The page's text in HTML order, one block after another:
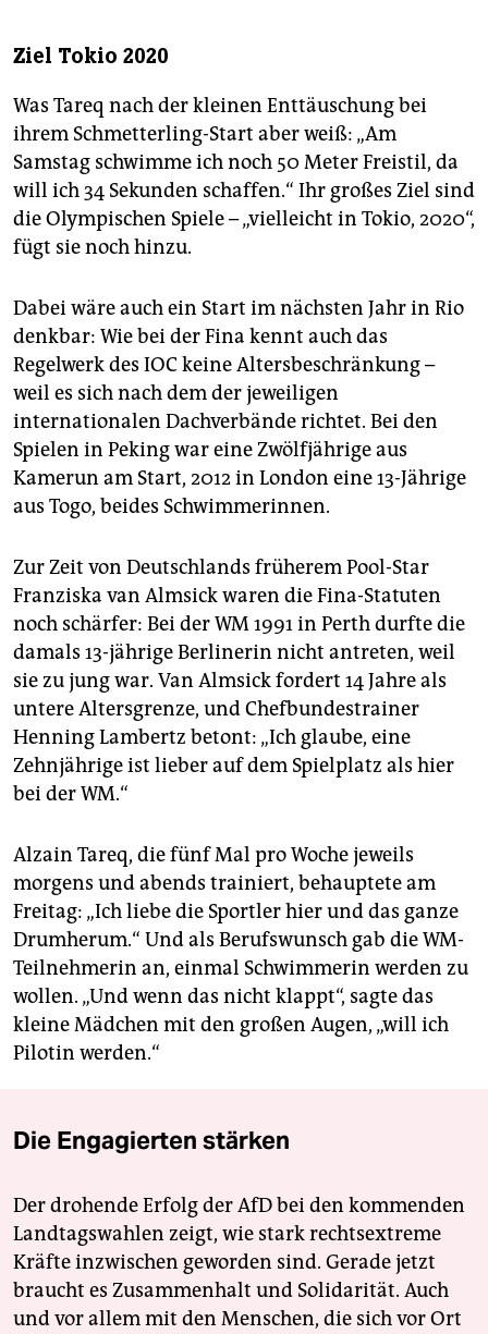
Ziel Tokio 2020
Was Tareq nach der kleinen Enttäuschung bei
ihrem Schmetterling-Start aber weiß: „Am
Samstag schwimme ich noch 50 Meter Freistil, da
will ich 34 Sekunden schaffen.“ Ihr großes Ziel sind
die Olympischen Spiele – „vielleicht in Tokio, 2020“,
fügt sie noch hinzu.
Dabei wäre auch ein Start im nächsten Jahr in Rio
denkbar: Wie bei der Fina kennt auch das
Regelwerk des IOC keine Altersbeschränkung –
weil es sich nach dem der jeweiligen
internationalen Dachverbände richtet. Bei den
Spielen in Peking war eine Zwölfjährige aus
Kamerun am Start, 2012 in London eine 13-Jährige
aus Togo, beides Schwimmerinnen.
Zur Zeit von Deutschlands früherem Pool-Star
Franziska van Almsick waren die Fina-Statuten
noch schärfer: Bei der WM 1991 in Perth durfte die
damals 13-jährige Berlinerin nicht antreten, weil
sie zu jung war. Van Almsick fordert 14 Jahre als
untere Altersgrenze, und Chefbundestrainer
Henning Lambertz betont: „Ich glaube, eine
Zehnjährige ist lieber auf dem Spielplatz als hier
bei der WM.“
Alzain Tareq, die fünf Mal pro Woche jeweils
morgens und abends trainiert, behauptete am
Freitag: „Ich liebe die Sportler hier und das ganze
Drumherum.“ Und als Berufswunsch gab die WM-
Teilnehmerin an, einmal Schwimmerin werden zu
wollen. „Und wenn das nicht klappt“, sagte das
kleine Mädchen mit den großen Augen, „will ich
Pilotin werden.“
Die Engagierten stärken
Der drohende Erfolg der AfD bei den kommenden
Landtagswahlen zeigt, wie stark rechtsextreme
Kräfte inzwischen geworden sind. Gerade jetzt
braucht es Zusammenhalt und Solidarität. Auch
und vor allem mit den Menschen, die sich vor Ort